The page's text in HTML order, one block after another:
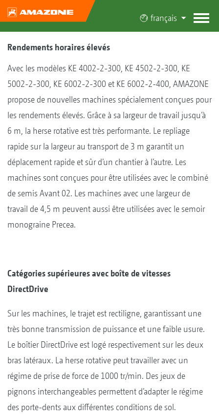
français
Rendements horaires élevés
Avec les modèles KE 4002-2-300, KE 4502-2-300, KE
5002-2-300, KE 6002-2-300 et KE 6002-2-400, AMAZONE
propose de nouvelles machines spécialement conçues pour
les rendements élevés. Grâce à sa largeur de travail jusqu’à
6 m, la herse rotative est très performante. Le repliage
rapide sur la largeur au transport de 3 m garantit un
déplacement rapide et sûr d’un chantier à l’autre. Les
machines sont conçues pour être utilisées avec le combiné
de semis Avant 02. Les machines avec une largeur de
travail de 4,5 m peuvent aussi être utilisées avec le semoir
monograine Precea.
Catégories supérieures avec boîte de vitesses
DirectDrive
Sur les machines, le trajet est rectiligne, garantissant une
très bonne transmission de puissance et une faible usure.
Le boîtier DirectDrive est logé respectivement sur les deux
bras latéraux. La herse rotative peut travailler avec un
régime de prise de force de 1000 tr/min. Des jeux de
pignons interchangeables permettent d’adapter le régime
des porte-dents aux différentes conditions de sol.